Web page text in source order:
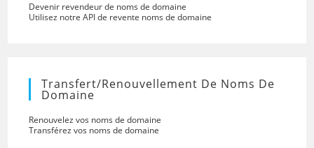
Devenir revendeur de noms de domaine
Utilisez notre API de revente noms de domaine
Transfert/renouvellement De Noms De
Domaine
Renouvelez vos noms de domaine
Transférez vos noms de domaine